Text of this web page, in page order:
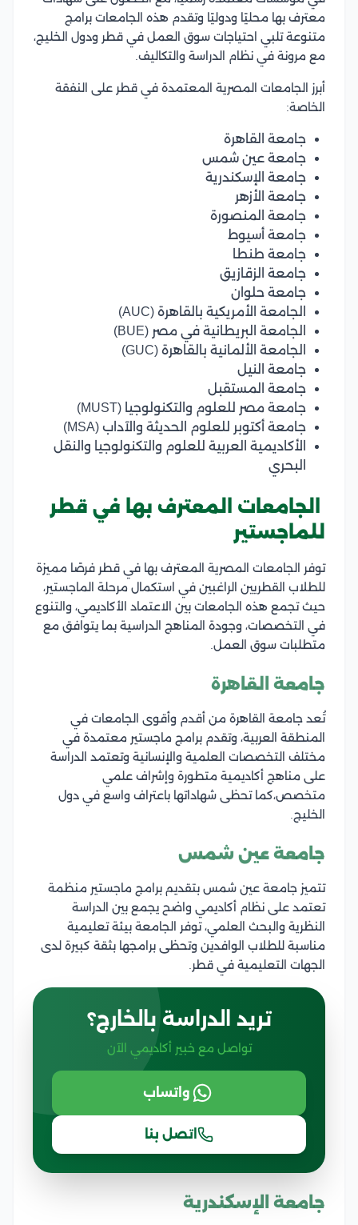
معترف بها محليًا ودوليًا وتقدم هذه الجامعات برامج
متنوعة تلبي احتياجات سوق العمل في قطر ودول الخليج،
مع مرونة في نظام الدراسة والتكاليف.
أبرز الجامعات المصرية المعتمدة في قطر على النفقة
الخاصة:
جامعة القاهرة
جامعة عين شمس
جامعة الإسكندرية
جامعة الأزهر
جامعة المنصورة
جامعة أسيوط
جامعة طنطا
جامعة الزقازيق
جامعة حلوان
الجامعة الأمريكية بالقاهرة (AUC)
الجامعة البريطانية في مصر (BUE)
الجامعة الألمانية بالقاهرة (GUC)
جامعة النيل
جامعة المستقبل
جامعة مصر للعلوم والتكنولوجيا (MUST)
جامعة أكتوبر للعلوم الحديثة والآداب (MSA)
الأكاديمية العربية للعلوم والتكنولوجيا والنقل
البحري
الجامعات المعترف بها في قطر
للماجستير
توفر الجامعات المصرية المعترف بها في قطر فرصًا مميزة
للطلاب القطريين الراغبين في استكمال مرحلة الماجستير،
حيث تجمع هذه الجامعات بين الاعتماد الأكاديمي، والتنوع
في التخصصات، وجودة المناهج الدراسية بما يتوافق مع
متطلبات سوق العمل.
جامعة القاهرة
تُعد جامعة القاهرة من أقدم وأقوى الجامعات في
المنطقة العربية، وتقدم برامج ماجستير معتمدة في
مختلف التخصصات العلمية والإنسانية وتعتمد الدراسة
على مناهج أكاديمية متطورة وإشراف علمي
متخصص،كما تحظى شهاداتها باعتراف واسع في دول
الخليج.
جامعة عين شمس
تتميز جامعة عين شمس بتقديم برامج ماجستير منظمة
تعتمد على نظام أكاديمي واضح يجمع بين الدراسة
النظرية والبحث العلمي، توفر الجامعة بيئة تعليمية
مناسبة للطلاب الوافدين وتحظى برامجها بثقة كبيرة لدى
الجهات التعليمية في قطر.
تريد الدراسة بالخارج؟
تواصل مع خبير أكاديمي الآن
واتساب
اتصل بنا
جامعة الإسكندرية